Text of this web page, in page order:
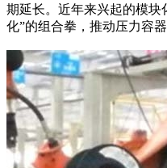
期延长。近年来兴起的模块
化”的组合拳，推动压力容